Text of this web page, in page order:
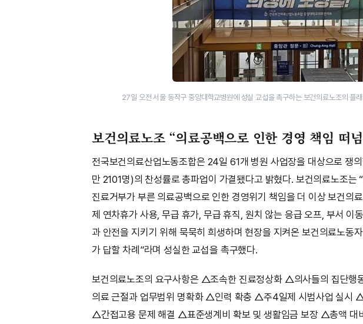
27일 오전 서울 동작구 중앙대학교병원​에 성실 교섭을 촉구하는 보건의료노조의 플
보건의료노조 “의료공백으로 인한 경영 책임 떠
전국보건의료산업노동조합은 24일 61개 병원 사업장을 대상으로 쟁
만 2101명)의 찬성률로 총파업이 가결됐다고 밝혔다. 보건의료노조는
진료거부가 부른 의료공백으로 인한 경영위기 책임을 더 이상 보건의
제 연차휴가 사용, 무급 휴가, 무급 휴직, 원치 않는 응급 오프, 부서 이
과 안전을 지키기 위해 묵묵히 희생하며 현장을 지켜온 보건의료노동
가 답할 차례”라며 성실한 교섭을 촉구했다.
보건의료노조의 요구사항은 △조속한 진료정상화 △의사들의 집단행
의료 근절과 업무범위 명확화 △인력 확충 △주4일제 시범사업 실시
△간접고용 문제 해결 △표준생계비 확보 및 생활임금 보장 △총액 대